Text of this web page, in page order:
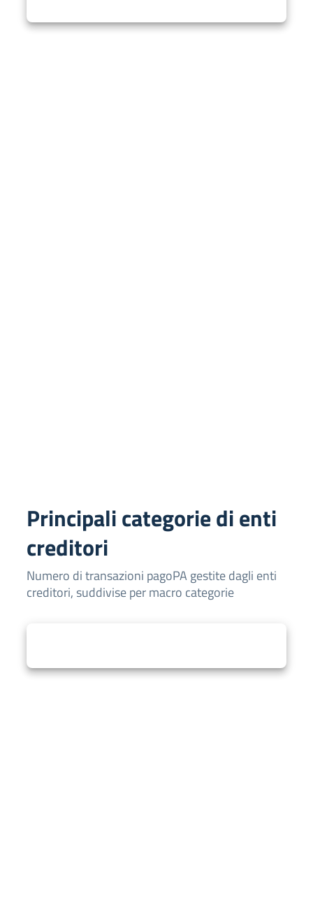
Principali categorie di enti
creditori
Numero di transazioni pagoPA gestite dagli enti
creditori, suddivise per macro categorie